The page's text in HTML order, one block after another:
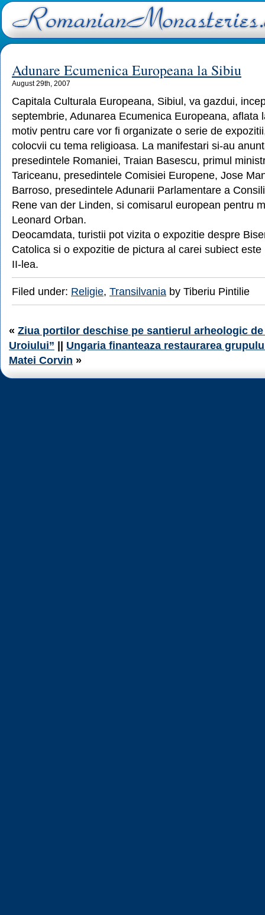
Adunare Ecumenica Europeana la Sibiu
August 29th, 2007
Capitala Culturala Europeana, Sibiul, va gazdui,
septembrie, Adunarea Ecumenica Europeana, aflata
motiv pentru care vor fi organizate o serie de
colocvii cu tema religioasa. La manifestari si-au
presedintele Romaniei, Traian Basescu, primul
Tariceanu, presedintele Comisiei Europene, Jose
Barroso, presedintele Adunarii Parlamentare a
Rene van der Linden, si comisarul european pentru
Leonard Orban.
Deocamdata, turistii pot vizita o expozitie despre
Catolica si o expozitie de pictura al carei subiect
II-lea.
Filed under: Religie, Transilvania by Tiberiu Pintilie
« Ziua portilor deschise pe santierul arheologic de
Uroiului” || Ungaria finanteaza restaurarea
Matei Corvin »